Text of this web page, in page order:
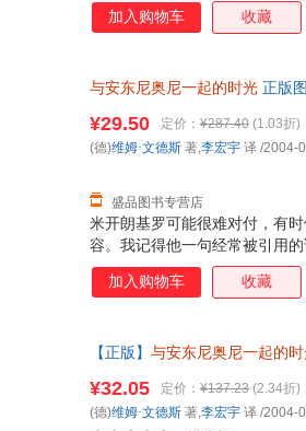
方式要求我们每个人也这样做
加入购物车 收藏
与安东尼奥尼一起的时光 正版
米开朗基罗可能很难对付，有
容。我记得他一句经常被引
我而言只意味着一件事：拍电
方式要求我们每个人也这样做
¥29.50 定价： ¥287.40 (1.03折)
盛品图书专营店
(德)维姆·文德斯 著,李宏宇 译 /2004-
加入购物车 收藏
【正版】 与安东尼奥尼一起的
票，欢迎选购！
¥32.05 定价： ¥137.23 (2.34折)
(德)维姆·文德斯 著,李宏宇 译 /2004-